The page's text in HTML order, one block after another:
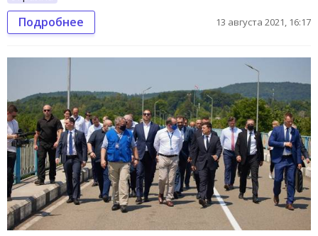
Подробнее 13 августа 2021, 16:17